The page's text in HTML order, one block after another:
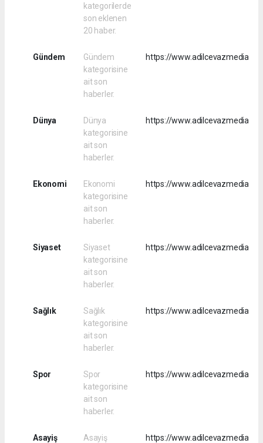
kategorilerde
son eklenen
20 haber.
Gündem
Gündem
kategorisine
ait son
haberler.
https://
Dünya
Dünya
kategorisine
ait son
haberler.
https://
Ekonomi
Ekonomi
kategorisine
ait son
haberler.
https://
Siyaset
Siyaset
kategorisine
ait son
haberler.
https://
Sağlık
Sağlık
kategorisine
ait son
haberler.
https://
Spor
Spor
kategorisine
ait son
haberler.
https://
Asayiş
Asayiş
https://